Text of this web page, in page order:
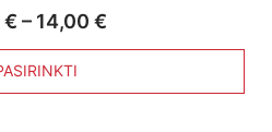
€ – 14,00 €